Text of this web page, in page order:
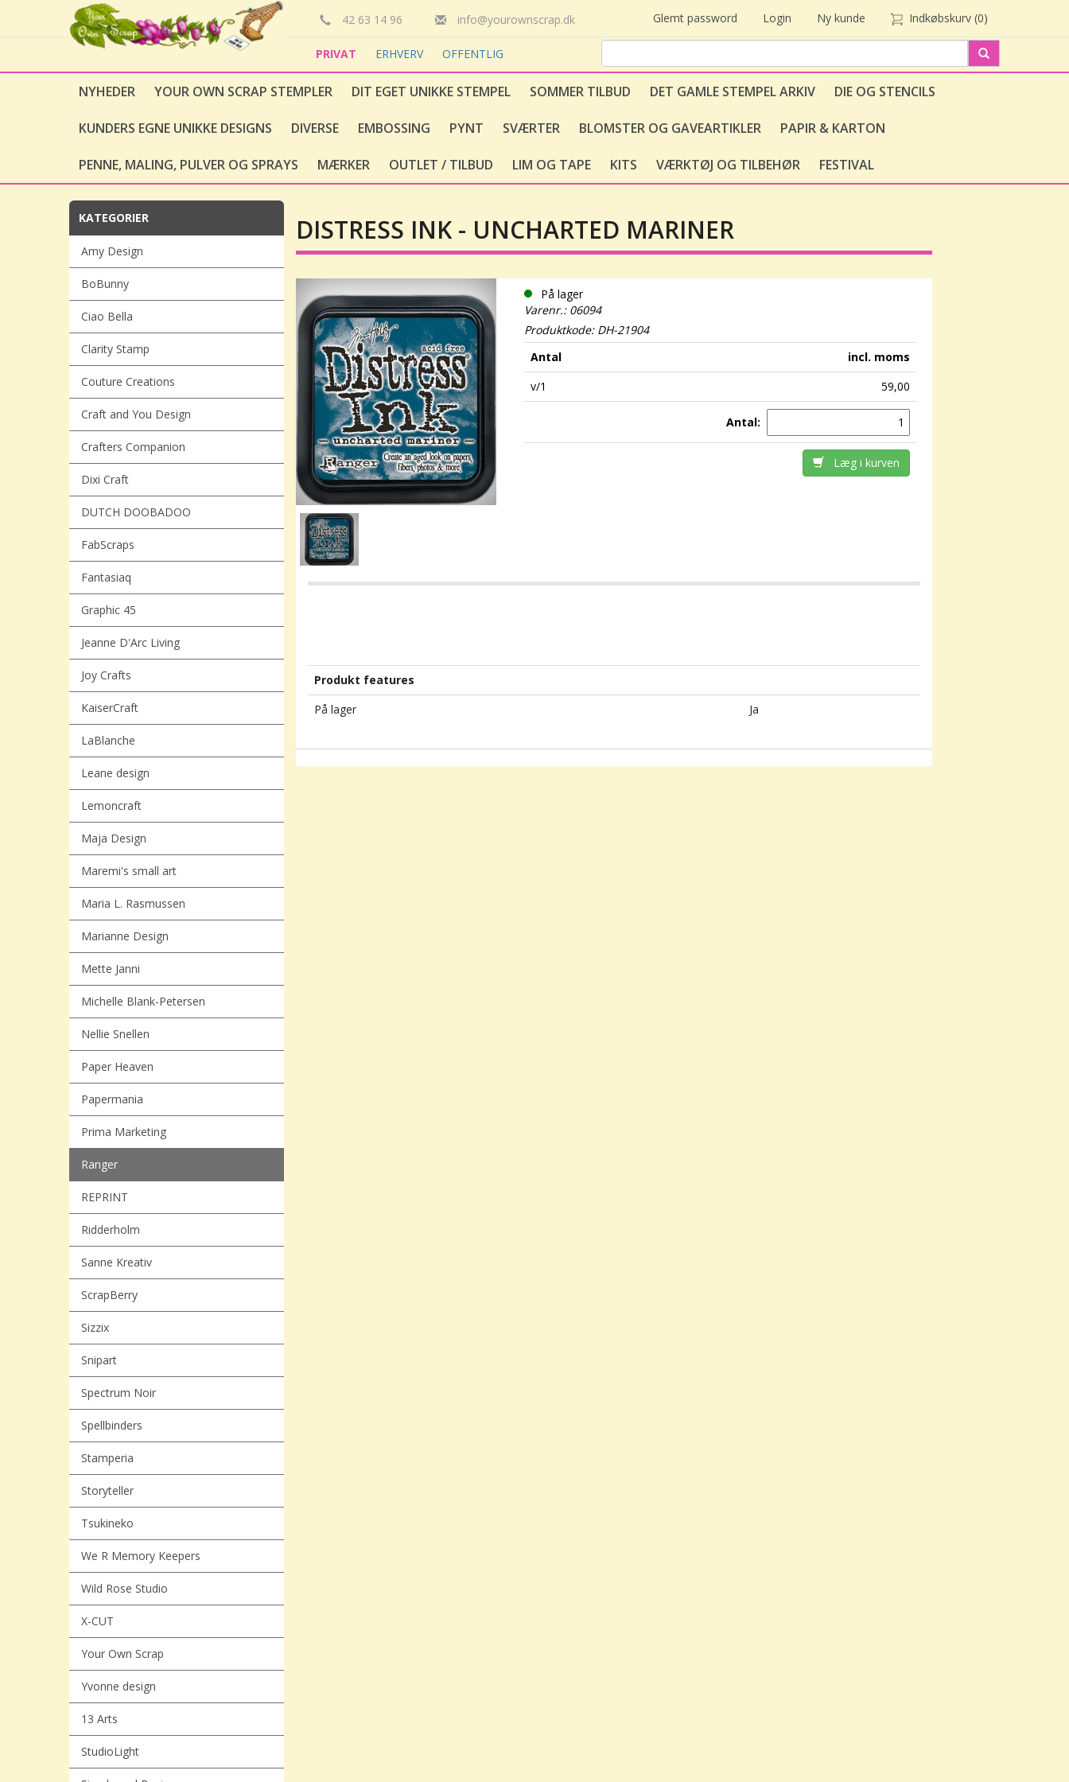
42 63 14 96 info@yourownscrap.dk Glemt password Login Ny kunde Indkøbskurv (0)
PRIVAT ERHVERV OFFENTLIG
NYHEDER YOUR OWN SCRAP STEMPLER DIT EGET UNIKKE STEMPEL SOMMER TILBUD DET GAMLE STEMPEL ARKIV DIE OG STENCILS
KUNDERS EGNE UNIKKE DESIGNS DIVERSE EMBOSSING PYNT SVÆRTER BLOMSTER OG GAVEARTIKLER PAPIR & KARTON
PENNE, MALING, PULVER OG SPRAYS MÆRKER OUTLET / TILBUD LIM OG TAPE KITS VÆRKTØJ OG TILBEHØR FESTIVAL
KATEGORIER
Amy Design
BoBunny
Ciao Bella
Clarity Stamp
Couture Creations
Craft and You Design
Crafters Companion
Dixi Craft
DUTCH DOOBADOO
FabScraps
Fantasiaq
Graphic 45
Jeanne D'Arc Living
Joy Crafts
KaiserCraft
LaBlanche
Leane design
Lemoncraft
Maja Design
Maremi's small art
Maria L. Rasmussen
Marianne Design
Mette Janni
Michelle Blank-Petersen
Nellie Snellen
Paper Heaven
Papermania
Prima Marketing
Ranger
REPRINT
Ridderholm
Sanne Kreativ
ScrapBerry
Sizzix
Snipart
Spectrum Noir
Spellbinders
Stamperia
Storyteller
Tsukineko
We R Memory Keepers
Wild Rose Studio
X-CUT
Your Own Scrap
Yvonne design
13 Arts
StudioLight
DISTRESS INK - UNCHARTED MARINER
På lager
Varenr.: 06094
Produktkode: DH-21904
Antal
incl. moms
v/1
59,00
Antal:
Læg i kurven
Produkt features
På lager
Ja